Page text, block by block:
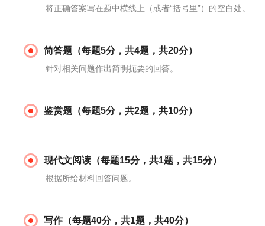
将正确答案写在题中横线上（或者“括号里”）的空白处。
简答题（每题5分，共4题，共20分）
针对相关问题作出简明扼要的回答。
鉴赏题（每题5分，共2题，共10分）
现代文阅读（每题15分，共1题，共15分）
根据所给材料回答问题。
写作（每题40分，共1题，共40分）